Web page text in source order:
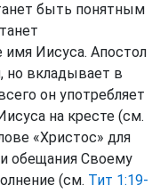
быть понятным
имя Иисуса. Апостол
но вкладывает в
он употребляет
на кресте (см.
«Христос» для
обещания Своему
(см. Тит 1:19-